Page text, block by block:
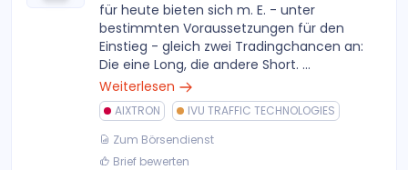
für heute bieten sich m. E. - unter
bestimmten Voraussetzungen für den
Einstieg - gleich zwei Tradingchancen an:
Die eine Long, die andere Short. ...
Weiterlesen
AIXTRON
IVU TRAFFIC TECHNOLOGIES
Zum Börsendienst
Brief bewerten